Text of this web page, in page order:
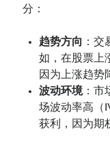
分：
趋势方向 ：
如，在股票上
因为上涨趋势
波动环境：市
场波动率高（
获利，因为期